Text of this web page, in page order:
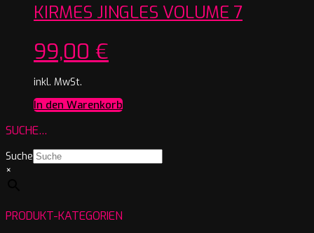
KIRMES JINGLES VOLUME 7
99,00 €
inkl. MwSt.
In den Warenkorb
SUCHE…
Suche
×
PRODUKT-KATEGORIEN